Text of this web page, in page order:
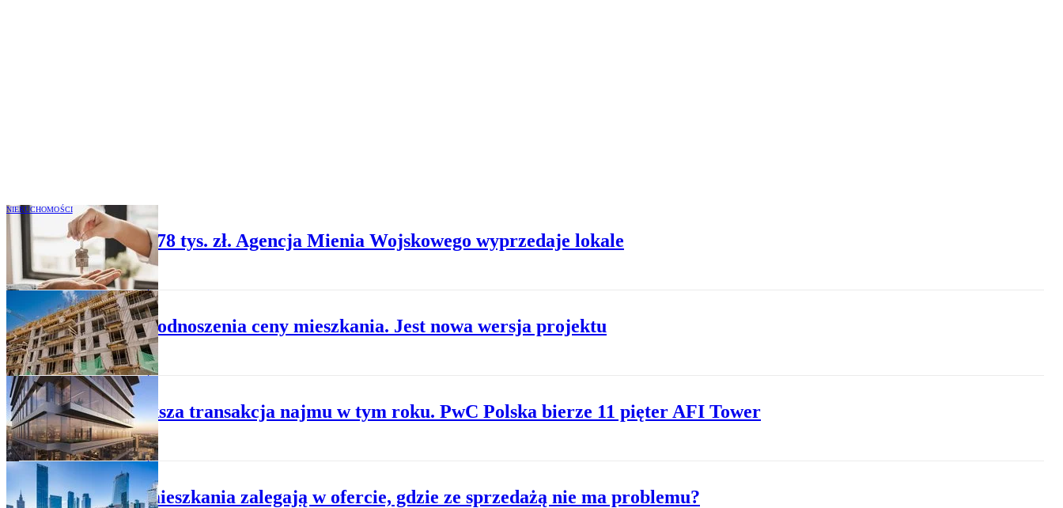
NIERUCHOMOŚCI
Mieszkanie już za 78 tys. zł. Agencja Mienia Wojskowego wyprzedaje lokale
NIERUCHOMOŚCI
Zakaz podnoszenia ceny mieszkania. Jest nowa wersja projektu
NIERUCHOMOŚCI
Największa transakcja najmu w tym roku. PwC Polska bierze 11 pięter AFI Tower
NIERUCHOMOŚCI
Gdzie mieszkania zalegają w ofercie, gdzie ze sprzedażą nie ma problemu?